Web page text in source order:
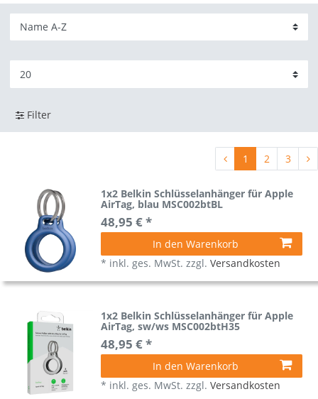
Filter
1 2 3
1x2 Belkin Schlüsselanhänger für Apple
AirTag, blau MSC002btBL
48,95 € *
In den Warenkorb
* inkl. ges. MwSt. zzgl.Versandkosten
1x2 Belkin Schlüsselanhänger für Apple
AirTag, sw/ws MSC002btH35
48,95 € *
In den Warenkorb
* inkl. ges. MwSt. zzgl.Versandkosten